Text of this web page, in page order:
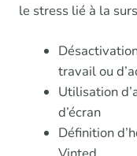
le stress lié à la
travail ou
Utilisation
d’écran
Définition